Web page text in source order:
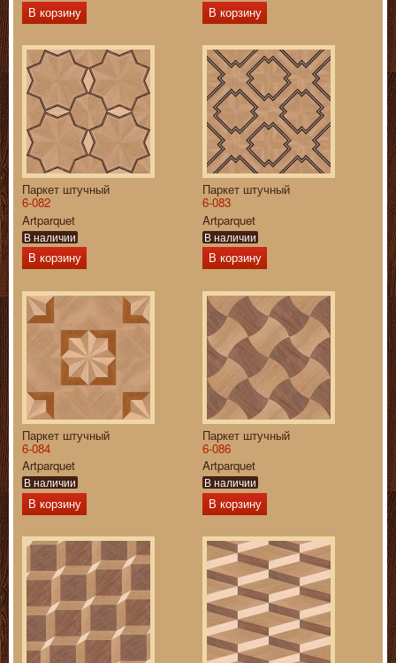
В корзину В корзину
Паркет штучный
6-082
Artparquet
В наличии
В корзину
Паркет штучный
6-083
Artparquet
В наличии
В корзину
Паркет штучный
6-084
Artparquet
В наличии
В корзину
Паркет штучный
6-086
Artparquet
В наличии
В корзину